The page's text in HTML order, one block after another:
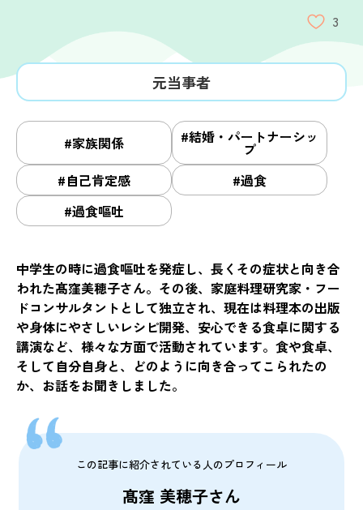
3
元当事者
#家族関係 #結婚・パートナーシッ
プ
#自己肯定感
#過食
#過食嘔吐
中学生の時に過食嘔吐を発症し、長くその症状と向き合
われた髙窪美穂子さん。その後、家庭料理研究家・フー
ドコンサルタントとして独立され、現在は料理本の出版
や身体にやさしいレシピ開発、安心できる食卓に関する
講演など、様々な方面で活動されています。食や食卓、
そして自分自身と、どのように向き合ってこられたの
か、お話をお聞きしました。
この記事に紹介されている人のプロフィール
髙窪 美穂子さん